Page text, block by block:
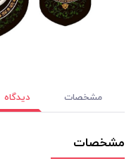
مشخصات دیدگاه
مشخصات